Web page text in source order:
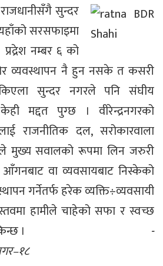
सुन्दर
सरसफाइमा
नम्बर ६ को
व्यवस्थापन नै हुन नसके त कसरी
सुन्दर नगरले पनि संघीय
मद्दत पुग्छ । वीरेन्द्रनगरको
राजनीतिक दल, सरोकारवाला
मुख्य सवालको रूपमा लिन जरुरी
वा व्यवसायबाट निस्केको
गर्नेतर्फ हरेक व्यक्ति÷व्यवसायी
हामीले चाहेको सफा र स्वच्छ
बनाउन सकिन्छ ।
-